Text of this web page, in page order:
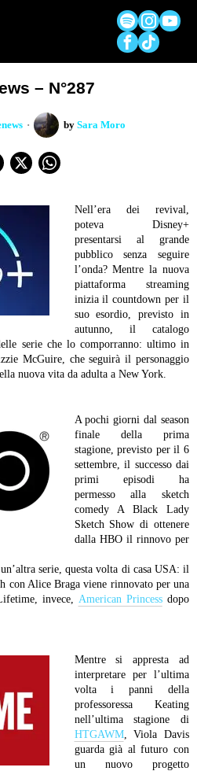
– N°287
by Sara Moro
Nell’era dei revival,
poteva Disney+
presentarsi al grande
pubblico senza seguire
l’onda? Mentre la nuova
piattaforma streaming
inizia il countdown per il
suo esordio, previsto in
autunno, il catalogo
serie che lo comporranno: ultimo in
McGuire, che seguirà il personaggio
nuova vita da adulta a New York.
A pochi giorni dal season
finale della prima
stagione, previsto per il 6
settembre, il successo dai
primi episodi ha
permesso alla sketch
comedy A Black Lady
Sketch Show di ottenere
dalla HBO il rinnovo per
serie, questa volta di casa USA: il
con Alice Braga viene rinnovato per una
invece, American Princessdopo
Mentre si appresta ad
interpretare per l’ultima
volta i panni della
professoressa Keating
nell’ultima stagione di
HTGAWM, Viola Davis
guarda già al futuro con
un nuovo progetto